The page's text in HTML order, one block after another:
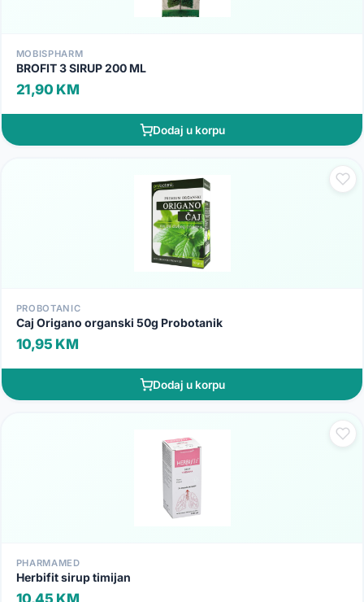
MOBISPHARM
BROFIT 3 SIRUP 200 ML
21,90 KM
Dodaj u korpu
PROBOTANIC
Caj Origano organski 50g Probotanik
10,95 KM
Dodaj u korpu
PHARMAMED
Herbifit sirup timijan
10,45 KM